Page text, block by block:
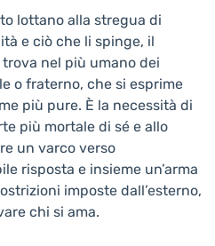
lottano alla stregua di
e ciò che li spinge, il
nel più umano dei
o fraterno, che si esprime
più pure. È la necessità di
più mortale di sé e allo
un varco verso
risposta e insieme un’arma
imposte dall’esterno,
chi si ama.